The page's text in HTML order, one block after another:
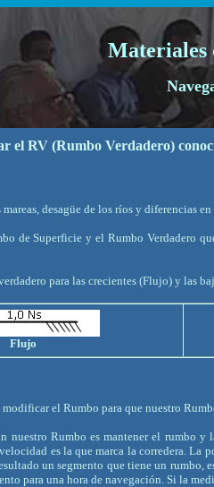
Materiales
el RV (Rumbo Verdadero)
desagüe de los ríos y diferencias
de Superficie y el Rumbo Verdadero
para las crecientes (Flujo) y las
Flujo
el Rumbo para que nuestro
nuestro Rumbo es mantener el
es la que marca la corredera.
un segmento que tiene un rumbo,
para una hora de navegación. Si la